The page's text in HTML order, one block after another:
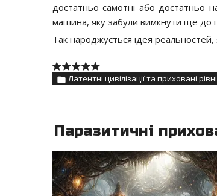
достатньо самотні або достатньо
машина, яку забули вимкнути ще до
Так народжується ідея
Латентні цивілізації та приховані
Паразитичні